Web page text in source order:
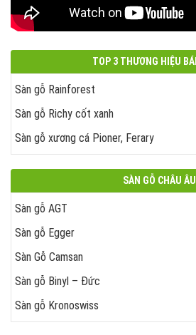
TOP 3 THƯƠNG HIỆU
Sàn gỗ Rainforest
Sàn gỗ Richy cốt xanh
Sàn gỗ xương cá Pioner, Ferary
SÀN GỖ CHÂU ÂU
Sàn gỗ AGT
Sàn gỗ Egger
Sàn Gỗ Camsan
Sàn gỗ Binyl – Đức
Sàn gỗ Kronoswiss